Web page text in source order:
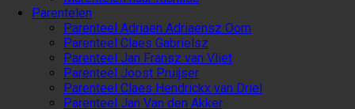
Parentelen
Parenteel Adriaen Adriaensz Oom
Parenteel Claes Gabrielsz
Parenteel Jan Fransz van Vliet
Parenteel Joost Pruijser
Parenteel Claes Hendrickx van Driel
Parenteel Jan Van den Akker